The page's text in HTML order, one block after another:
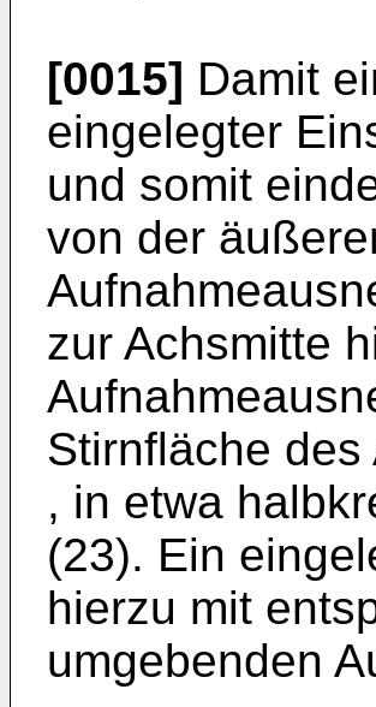
[0015] Damit
eingelegter
und somit
von der
zur Achsmitte
Stirnfläche
, in etwa
(23). Ein
hierzu mit
umgebenden